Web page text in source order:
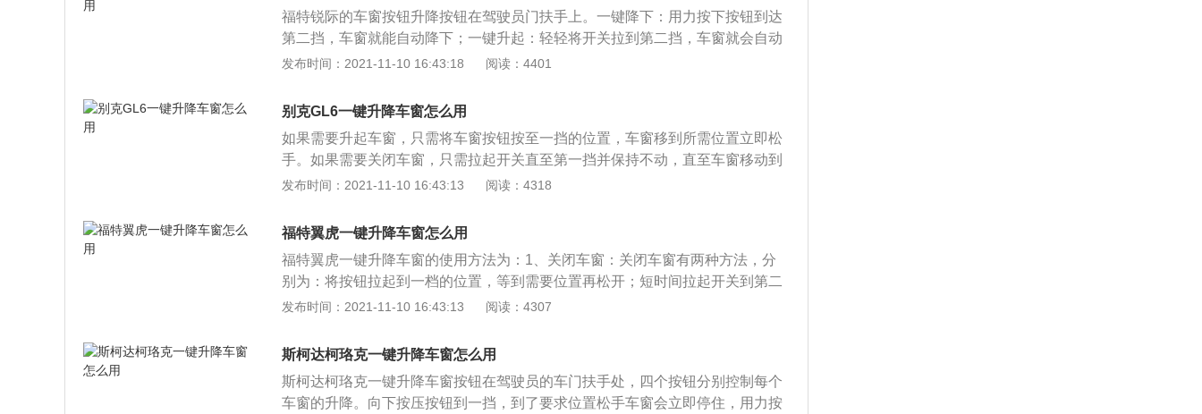
福特锐际的车窗按钮升降按钮在驾驶员门扶手上。一键降下：用力按下按钮到达
第二挡，车窗就能自动降下；一键升起：轻轻将开关拉到第二挡，车窗就会自动
上升。除了门把手控制外，还可以通过钥匙的锁定键和解锁键来控制。按压锁车
自动下降。福特锐际的按键提升功能激活设置：部分车型基本不开启一键提升功
能，车主可以自己启动操作。当启动引擎时执行激活操作。先按动按钮5秒，然
后将其拉至最大位置，5秒钟后学习记录完成。
发布时间：2021-11-10 16:43:18 阅读：4401
别克GL6一键升降车窗怎么用
如果需要升起车窗，只需将车窗按钮按至一挡的位置，车窗移到所需位置立即松
手。如果需要关闭车窗，只需拉起开关直至第一挡并保持不动，直至车窗移动到
需要的位置。别克的LOGO是“三盾”，是以一个圆圈中包含三个盾为基本图案，它
新颖，整体造型十分流畅，同时采用飞翼式镀铬进气格栅横穿头灯设计，配合双
层组合式展翼型LED大灯，层次分明，让人眼前一亮。宽敞的车内空间也十分宽
敞，给用户带来好的体验。
发布时间：2021-11-10 16:43:13 阅读：4318
福特翼虎一键升降车窗怎么用
福特翼虎一键升降车窗的使用方法为：1、关闭车窗：关闭车窗有两种方法，分
别为：将按钮拉起到一档的位置，等到需要位置再松开；短时间拉起开关到第二
档，车窗就会自动关闭。2、打开车窗：将按钮往下压到一档，等到相应位置松
窗功能都是先被隐藏起来的，如果要使用的话，需要先将一键升降功能激活。福
特翼虎一键升降车窗功能激活的设置：在驾驶位的扶手处按钮处，驾驶员首先要
启动车辆，将一键升降按钮按压到两档，玻璃下来之后，再将按钮拉起两挡，玻
璃升起后接着按着不放即可，升降系统激活成功。
发布时间：2021-11-10 16:43:13 阅读：4307
斯柯达柯珞克一键升降车窗怎么用
斯柯达柯珞克一键升降车窗按钮在驾驶员的车门扶手处，四个按钮分别控制每个
车窗的升降。向下按压按钮到一挡，到了要求位置松手车窗会立即停住，用力按